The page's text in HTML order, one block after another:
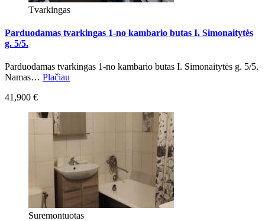
Tvarkingas
Parduodamas tvarkingas 1-no kambario butas I. Simonaitytės
g. 5/5.
Parduodamas tvarkingas 1-no kambario butas I. Simonaitytės g. 5/5.
Namas… Plačiau
41,900 €
Suremontuotas